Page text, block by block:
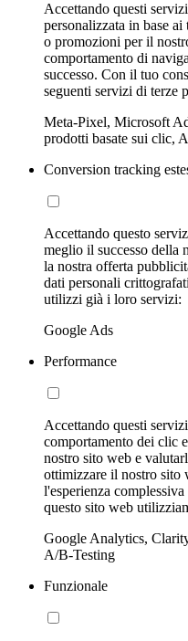
Accettando questi
personalizzata in base
o promozioni per il
comportamento di
successo. Con il tuo
seguenti servizi di terze
Meta-Pixel, Microsoft
prodotti basate sui clic,
Conversion tracking
Accettando questo
meglio il successo della
la nostra offerta
dati personali
utilizzi già i loro servizi:
Google Ads
Performance
Accettando questi
comportamento dei clic
nostro sito web e
ottimizzare il nostro sito
l'esperienza
questo sito web
Google Analytics,
A/B-Testing
Funzionale